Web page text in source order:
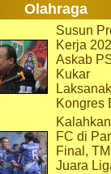
Olahraga
Susun
Kerja
Askab
Kukar
Kongres
FC di
Final,
Juara